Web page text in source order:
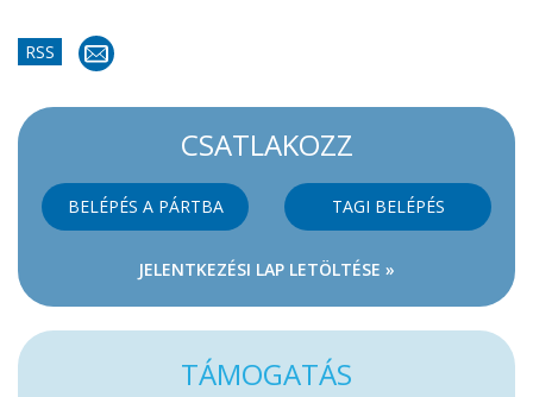
RSS
CSATLAKOZZ
BELÉPÉS A PÁRTBA TAGI BELÉPÉS
JELENTKEZÉSI LAP LETÖLTÉSE »
TÁMOGATÁS